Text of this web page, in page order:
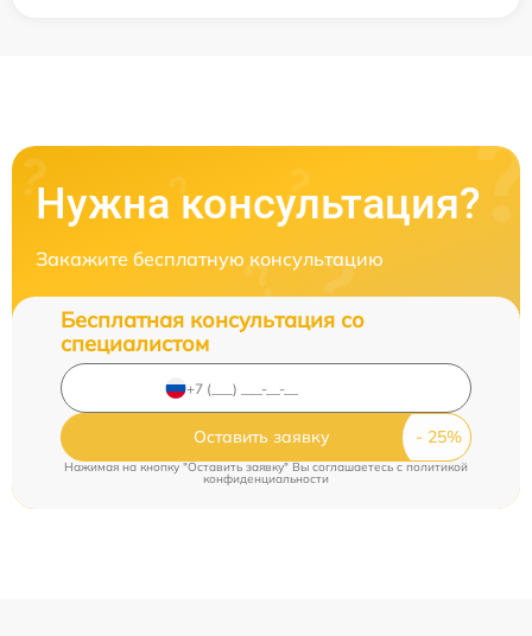
Нужна консультация?
Закажите бесплатную консультацию
Бесплатная консультация со
специалистом
Оставить заявку
Нажимая на кнопку "Оставить заявку" Вы соглашаетесь c политикой
конфиденциальности